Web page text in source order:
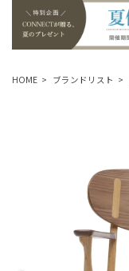
HOME ブランドリスト